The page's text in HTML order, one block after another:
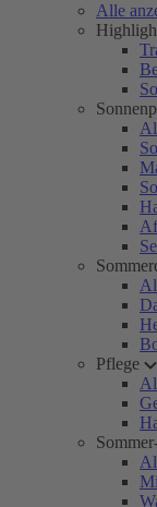
Alle
Pflege